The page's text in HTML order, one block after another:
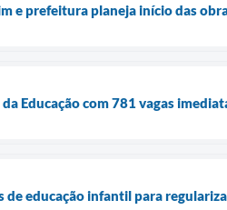
e prefeitura planeja início das
Educação com 781 vagas
educação infantil para